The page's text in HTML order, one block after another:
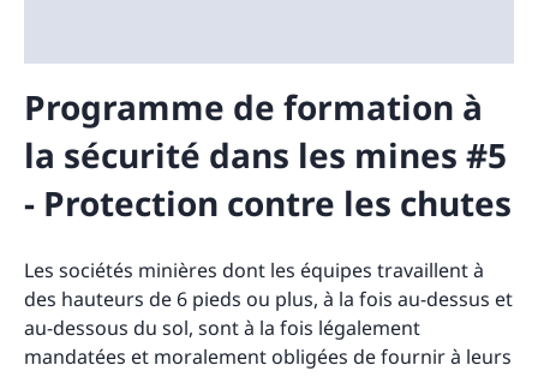
Programme de formation à
la sécurité dans les mines #5
- Protection contre les chutes
Les sociétés minières dont les équipes travaillent à
des hauteurs de 6 pieds ou plus, à la fois au-dessus et
au-dessous du sol, sont à la fois légalement
mandatées et moralement obligées de fournir à leurs